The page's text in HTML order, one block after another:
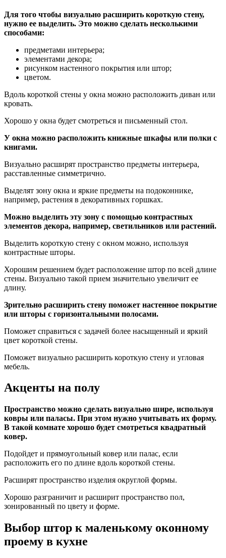
Для того чтобы визуально расширить короткую стену,
нужно ее выделить. Это можно сделать несколькими
способами:
предметами интерьера;
элементами декора;
рисунком настенного покрытия или штор;
цветом.
Вдоль короткой стены у окна можно расположить диван или
кровать.
Хорошо у окна будет смотреться и письменный стол.
У окна можно расположить книжные шкафы или полки с
книгами.
Визуально расширят пространство предметы интерьера,
расставленные симметрично.
Выделят зону окна и яркие предметы на подоконнике,
например, растения в декоративных горшках.
Можно выделить эту зону с помощью контрастных
элементов декора, например, светильников или растений.
Выделить короткую стену с окном можно, используя
контрастные шторы.
Хорошим решением будет расположение штор по всей длине
стены. Визуально такой прием значительно увеличит ее
длину.
Зрительно расширить стену поможет настенное покрытие
или шторы с горизонтальными полосами.
Поможет справиться с задачей более насыщенный и яркий
цвет короткой стены.
Поможет визуально расширить короткую стену и угловая
мебель.
Акценты на полу
Пространство можно сделать визуально шире, используя
ковры или паласы. При этом нужно учитывать их форму.
В такой комнате хорошо будет смотреться квадратный
ковер.
Подойдет и прямоугольный ковер или палас, если
расположить его по длине вдоль короткой стены.
Расширят пространство изделия округлой формы.
Хорошо разграничит и расширит пространство пол,
зонированный по цвету и форме.
Выбор штор к маленькому оконному
проему в кухне